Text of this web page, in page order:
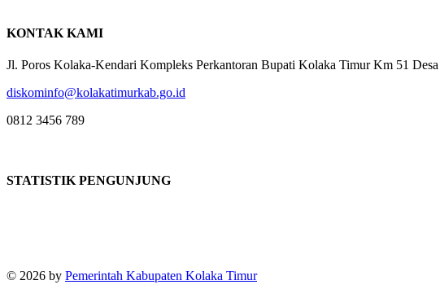
KONTAK KAMI
Jl. Poros Kolaka-Kendari Kompleks Perkantoran Bupati Kolaka Timur Km 51
diskominfo@kolakatimurkab.go.id
0812 3456 789
STATISTIK PENGUNJUNG
© 2026 by Pemerintah Kabupaten Kolaka Timur